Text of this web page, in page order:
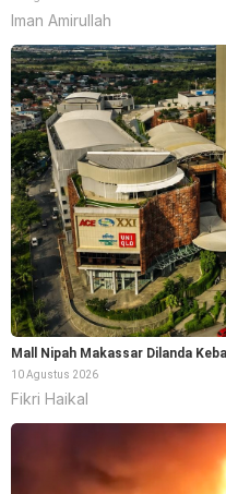
Iman Amirullah
Mall Nipah Makassar Dilanda
10 Agustus 2026
Fikri Haikal